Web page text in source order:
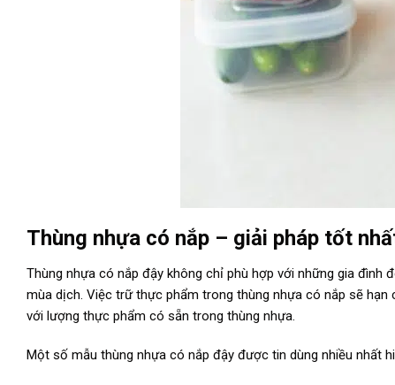
Thùng nhựa có nắp – giải pháp tốt
Thùng nhựa có nắp đậy không chỉ phù hợp với những gia
mùa dịch. Việc trữ thực phẩm trong thùng nhựa có nắp sẽ
với lượng thực phẩm có sẵn trong thùng nhựa.
Một số mẫu thùng nhựa có nắp đậy được tin dùng nhiều nhất